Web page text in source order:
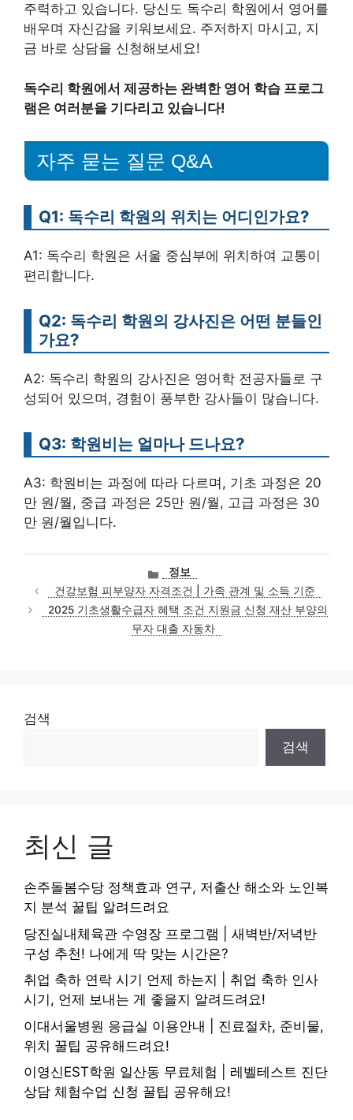
주력하고 있습니다. 당신도 독수리 학원에서 영어를
배우며 자신감을 키워보세요. 주저하지 마시고, 지
금 바로 상담을 신청해보세요!
독수리 학원에서 제공하는 완벽한 영어 학습 프로그
램은 여러분을 기다리고 있습니다!
자주 묻는 질문 Q&A
Q1: 독수리 학원의 위치는 어디인가요?
A1: 독수리 학원은 서울 중심부에 위치하여 교통이
편리합니다.
Q2: 독수리 학원의 강사진은 어떤 분들인
가요?
A2: 독수리 학원의 강사진은 영어학 전공자들로 구
성되어 있으며, 경험이 풍부한 강사들이 많습니다.
Q3: 학원비는 얼마나 드나요?
A3: 학원비는 과정에 따라 다르며, 기초 과정은 20
만 원/월, 중급 과정은 25만 원/월, 고급 과정은 30
만 원/월입니다.
카
테
고
리
정보
건강보험 피부양자 자격조건 | 가족 관계 및 소득 기준
2025 기초생활수급자 혜택 조건 지원금 신청 재산 부양의
무자 대출 자동차
검색
검색
최신 글
손주돌봄수당 정책효과 연구, 저출산 해소와 노인복
지 분석 꿀팁 알려드려요
당진실내체육관 수영장 프로그램 | 새벽반/저녁반
구성 추천! 나에게 딱 맞는 시간은?
취업 축하 연락 시기 언제 하는지 | 취업 축하 인사
시기, 언제 보내는 게 좋을지 알려드려요!
이대서울병원 응급실 이용안내 | 진료절차, 준비물,
위치 꿀팁 공유해드려요!
이영신EST학원 일산동 무료체험 | 레벨테스트 진단
상담 체험수업 신청 꿀팁 공유해요!